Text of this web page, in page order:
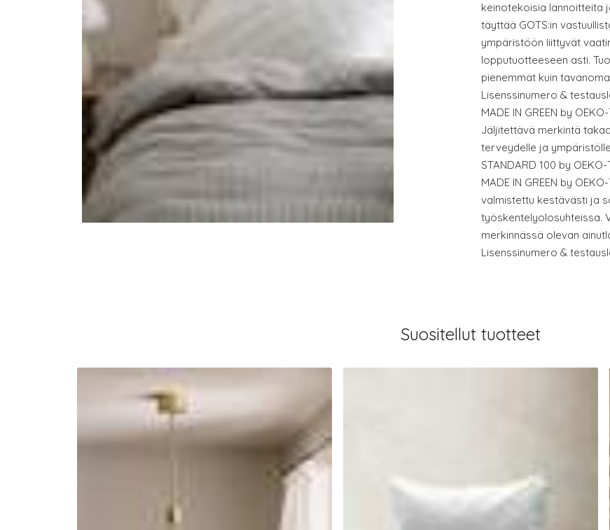
keinotekoisia lannoitteita
täyttää GOTS:in
ympäristöön liittyvät
lopputuotteeseen asti.
pienemmät kuin
Lisenssinumero &
MADE IN GREEN by
Jäljitettävä merkintä
terveydelle ja
STANDARD 100 by
MADE IN GREEN by
valmistettu kestävästi ja
työskentelyolosuhteissa.
merkinnässä olevan
Lisenssinumero &
Suositellut tuotteet